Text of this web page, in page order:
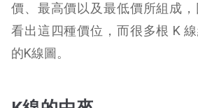
價、最高價以及最低價所組成
看出這四種價位，而很多根 K
的K線圖。